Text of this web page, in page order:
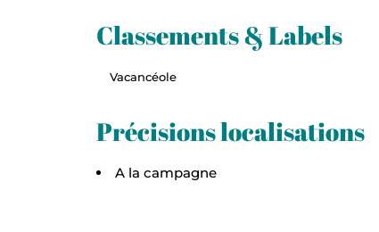
Classements & Labels
Vacancéole
Précisions localisations
A la campagne